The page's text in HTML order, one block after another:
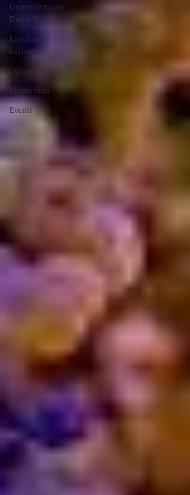
Denominazioni
Doc e Docg
Eccellenze
italiane
Curiosità
Meme vino
Eventi